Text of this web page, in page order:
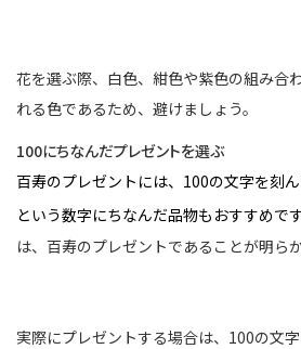
花を選ぶ際、白色、紺色や紫色の組み合
れる色であるため、避けましょう。
100にちなんだプレゼントを選ぶ
百寿のプレゼントには、100の文字を刻
という数字にちなんだ品物もおすすめです
は、百寿のプレゼントであることが明ら
実際にプレゼントする場合は、100の文